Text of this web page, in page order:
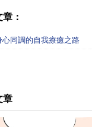
：
同調的自我療癒之路
章